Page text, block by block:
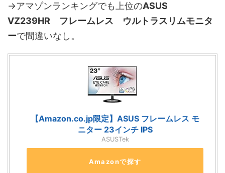
→アマゾンランキングでも上位のASUS
VZ239HR フレームレス ウルトラスリムモニタ
ーで間違いなし。
【Amazon.co.jp限定】ASUS フレームレス モ
ニター 23インチ IPS
ASUSTek
Amazonで探す